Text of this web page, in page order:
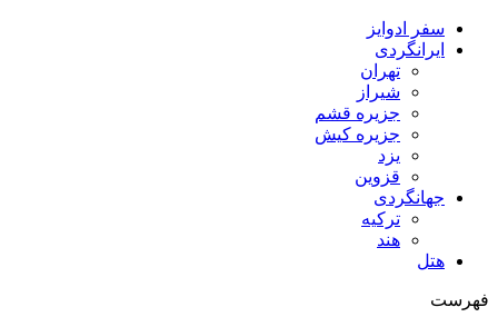
سفر ادوایز
ایرانگردی
تهران
شیراز
جزیره قشم
جزیره کیش
یزد
قزوین
جهانگردی
ترکیه
هند
هتل
فهرست